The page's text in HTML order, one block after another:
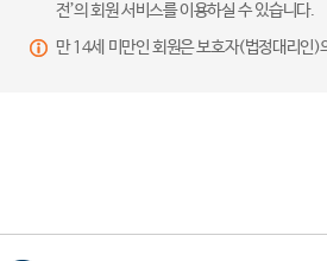
전’의 회원 서비스를 이용하실 수 있습니다.
만 14세 미만인 회원은 보호자(법정대리인)